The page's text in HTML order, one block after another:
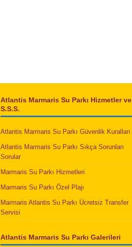
Atlantis Marmaris Su Parkı Hizmetler ve
S.S.S.
Atlantis Marmaris Su Parkı Güvenlik Kuralları
Atlantis Marmaris Su Parkı Sıkça Sorunlan
Sorular
Marmaris Su Parkı Hizmetleri
Marmaris Su Parkı Özel Plajı
Marmaris Atlantis Su Parkı Ücretsiz Transfer
Servisi
Atlantis Marmaris Su Parkı Galerileri